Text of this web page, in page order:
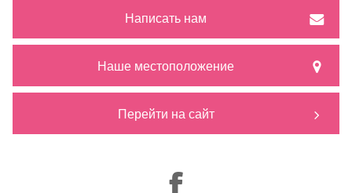
Написать нам
Наше местоположение
Перейти на сайт